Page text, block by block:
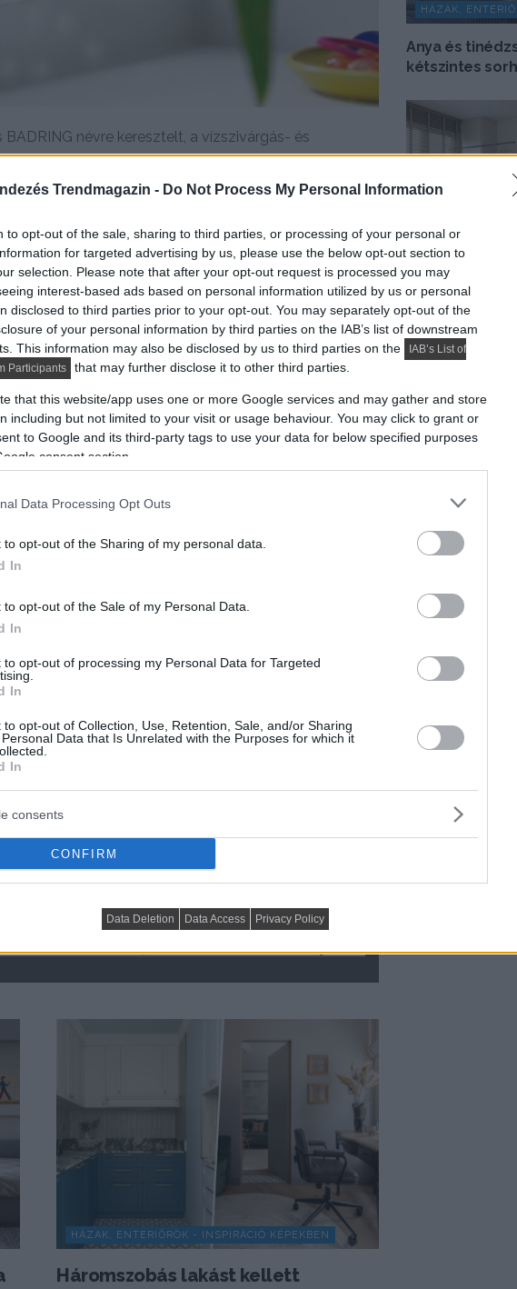
Trendmagazin - Do Not Process My Personal Information
to opt-out of the sale, sharing to third parties, or processing of your personal or
for targeted advertising by us, please use the below opt-out section to
selection. Please note that after your opt-out request is processed you may
interest-based ads based on personal information utilized by us or personal
disclosed to third parties prior to your opt-out. You may separately opt-out of the
of your personal information by third parties on the IAB’s list of downstream
This information may also be disclosed by us to third parties on the
IAB’s List of
Participants
that may further disclose it to other third parties.
that this website/app uses one or more Google services and may gather and store
including but not limited to your visit or usage behaviour. You may click to grant or
to Google and its third-party tags to use your data for below specified purposes
consent section.
Data Processing Opt Outs
to opt-out of the Sharing of my personal data.
In
to opt-out of the Sale of my Personal Data.
In
to opt-out of processing my Personal Data for Targeted
In
to opt-out of Collection, Use, Retention, Sale, and/or Sharing
Data that Is Unrelated with the Purposes for which it
In
consents
CONFIRM
Data Deletion Data Access Privacy Policy
névre keresztelt, a vízszivárgás- és
DETAILS
egy fiatalnak 26 m²-en? Így
és teljes értékű konyha
HÁZAK, ENTERIŐRÖK - INSPIRÁCIÓ KÉPEKBEN
Háromszobás lakást kellett
HÁZAK,
Anya és
kétszintes
HÍREK, TREND,
Összeköltöző
dolgozósarok
színes részletek